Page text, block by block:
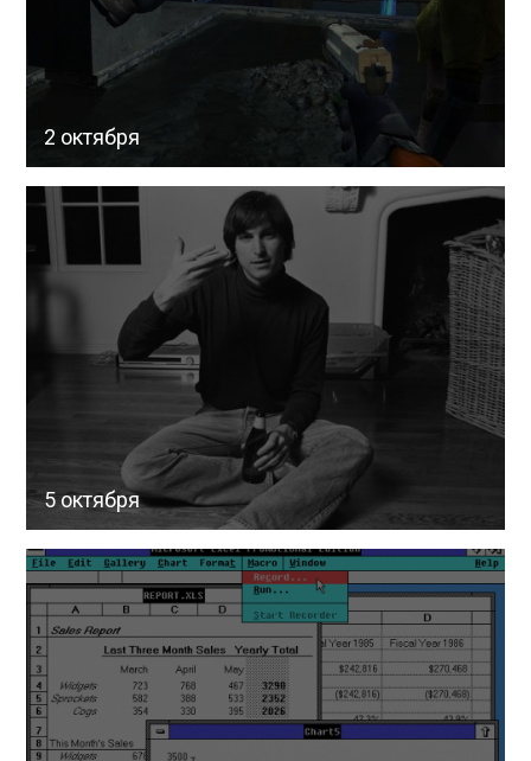
2 октября
5 октября